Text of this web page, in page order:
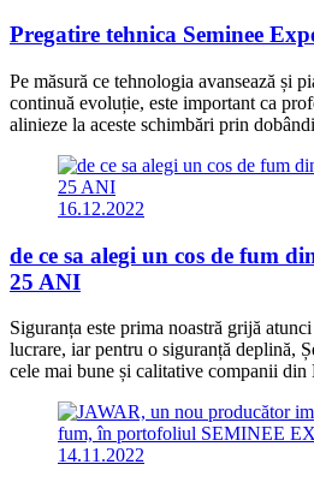
Pregatire tehnica Seminee
Pe măsură ce tehnologia avansează și
continuă evoluție, este important ca
alinieze la aceste schimbări prin
16.12.2022
de ce sa alegi un cos de fum
25 ANI
Siguranța este prima noastră grijă
lucrare, iar pentru o siguranță deplină,
cele mai bune și calitative companii din
14.11.2022